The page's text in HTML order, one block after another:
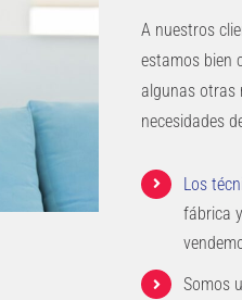
A nuestros
estamos bien
algunas otras
necesidades
Los
fábrica
Somos